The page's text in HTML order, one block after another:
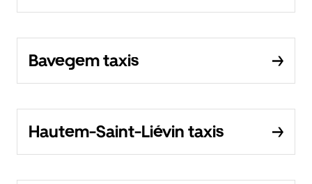
Bavegem taxis
Hautem-Saint-Liévin taxis